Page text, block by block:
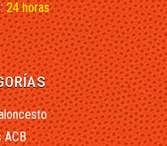
:24 horas
ACB